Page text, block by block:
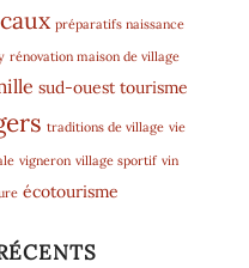
préparatifs naissance
rénovation maison de village
sud-ouest tourisme
traditions de village vie
vigneron village sportif vin
écotourisme